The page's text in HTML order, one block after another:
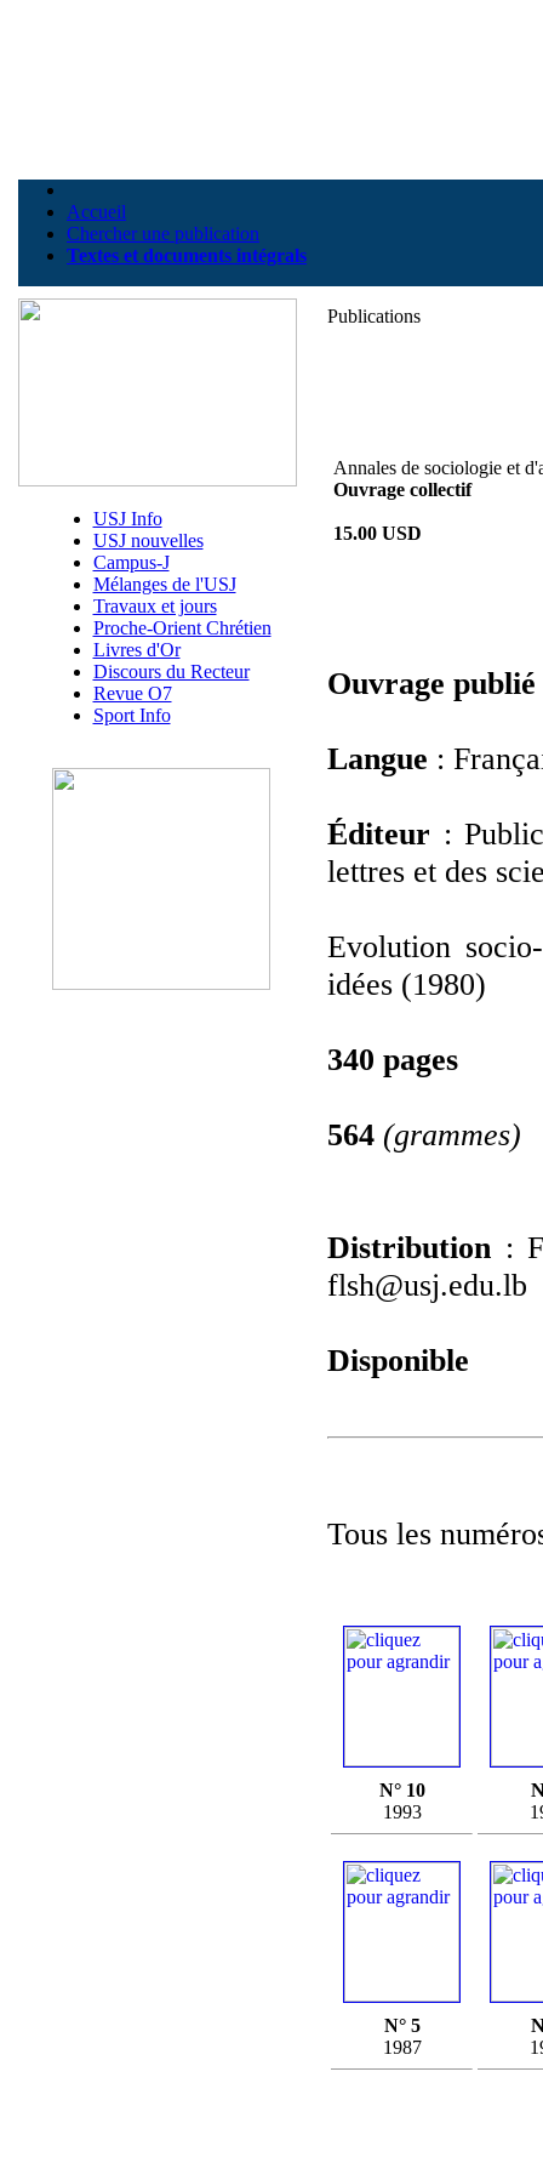
Accueil
Chercher une publication
Textes et documents intégrals
USJ Info
USJ nouvelles
Campus-J
Mélanges de l'USJ
Travaux et jours
Proche-Orient Chrétien
Livres d'Or
Discours du Recteur
Revue O7
Sport Info
Publications
Annales de sociologie et
Ouvrage collectif
15.00 USD
Ouvrage publié
Langue :
Éditeur :
lettres et des
Evolution
idées (1980)
340 pages
564 (grammes)
Distribution :
flsh@usj.edu.lb
Disponible
Tous les
N° 10
1993
N° 5
1987